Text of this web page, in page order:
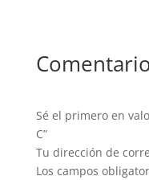
Sé el primero en
C”
Tu dirección de
Los campos